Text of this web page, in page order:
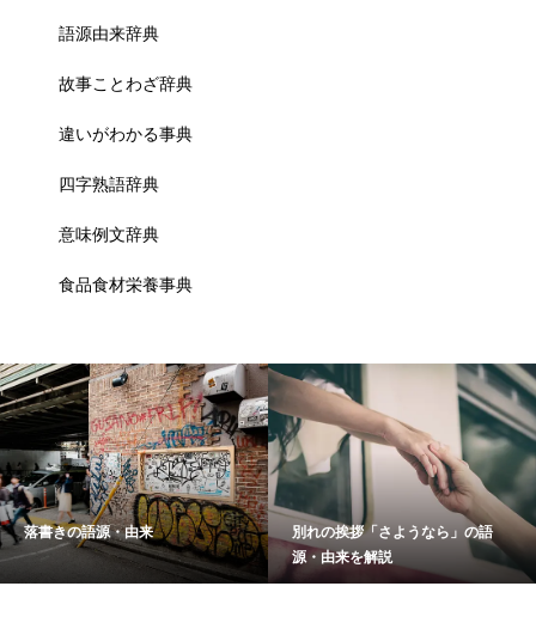
語源由来辞典
故事ことわざ辞典
違いがわかる事典
四字熟語辞典
意味例文辞典
食品食材栄養事典
落書きの語源・由来
別れの挨拶「さようなら」の語
源・由来を解説